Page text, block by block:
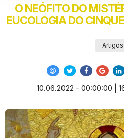
O NEÓFITO DO
EUCOLOGIA DO
Artigos
10.06.2022 - 00:00:00 |